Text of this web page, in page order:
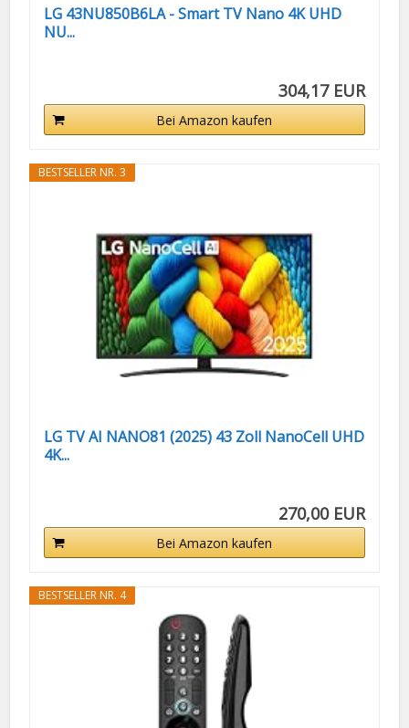
LG 43NU850B6LA - Smart TV Nano 4K UHD
NU...
304,17 EUR
Bei Amazon kaufen
BESTSELLER NR. 3
LG TV AI NANO81 (2025) 43 Zoll NanoCell UHD
4K...
270,00 EUR
Bei Amazon kaufen
BESTSELLER NR. 4